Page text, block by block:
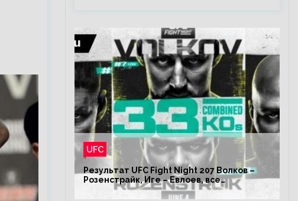
UFC
Результат UFC Fight Night 207 Волков –
Розенстрайк, Иге – Евлоев, все
результаты турнира ЮФС ФН 207